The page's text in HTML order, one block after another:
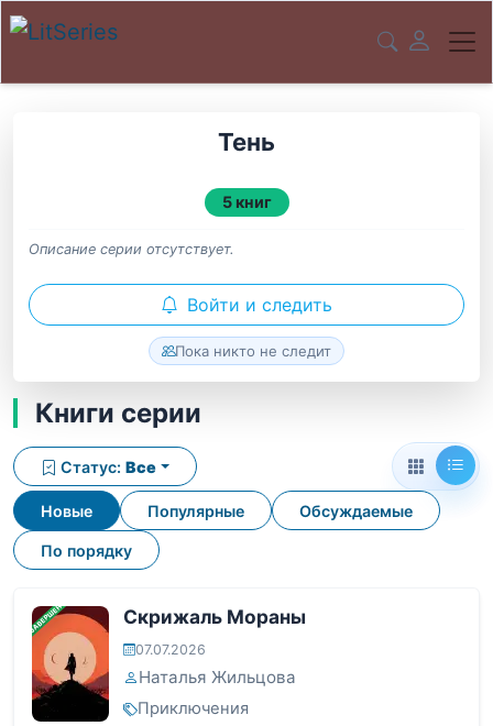
Тень
5 книг
Описание серии отсутствует.
Войти и следить
Пока никто не следит
Книги серии
Новые Популярные Обсуждаемые
По порядку
Статус: Все
ЗАВЕРШЕНА Скрижаль Мораны
07.07.2026
Наталья Жильцова
Приключения